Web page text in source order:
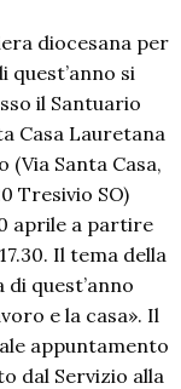
diocesana per
quest’anno si
il Santuario
Casa Lauretana
(Via Santa Casa,
Tresivio SO)
aprile a partire
Il tema della
quest’anno
e la casa». Il
appuntamento
dal Servizio alla